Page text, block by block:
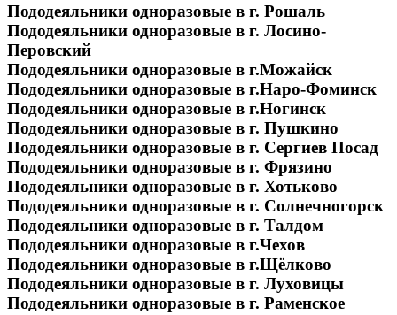
Пододеяльники одноразовые в г. Рошаль
Пододеяльники одноразовые в г. Лосино-
Перовский
Пододеяльники одноразовые в г.Можайск
Пододеяльники одноразовые в г.Наро-Фоминск
Пододеяльники одноразовые в г.Ногинск
Пододеяльники одноразовые в г. Пушкино
Пододеяльники одноразовые в г. Сергиев Посад
Пододеяльники одноразовые в г. Фрязино
Пододеяльники одноразовые в г. Хотьково
Пододеяльники одноразовые в г. Солнечногорск
Пододеяльники одноразовые в г. Талдом
Пододеяльники одноразовые в г.Чехов
Пододеяльники одноразовые в г.Щёлково
Пододеяльники одноразовые в г. Луховицы
Пододеяльники одноразовые в г. Раменское